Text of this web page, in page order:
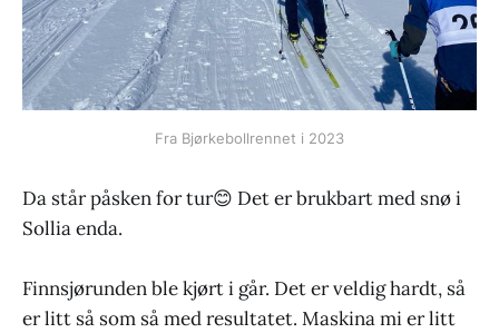
Fra Bjørkebollrennet i 2023
Da står påsken for tur😊 Det er brukbart med snø i
Sollia enda.
Finnsjørunden ble kjørt i går. Det er veldig hardt, så
er litt så som så med resultatet. Maskina mi er litt